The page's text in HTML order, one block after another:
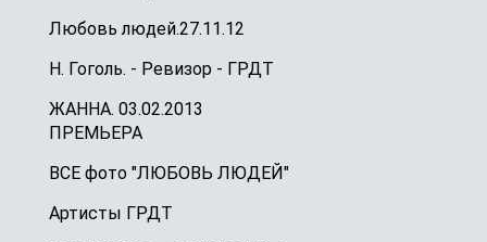
Любовь людей.27.11.12
Н. Гоголь. - Ревизор - ГРДТ
ЖАННА. 03.02.2013
ПРЕМЬЕРА
ВСЕ фото "ЛЮБОВЬ ЛЮДЕЙ"
Артисты ГРДТ